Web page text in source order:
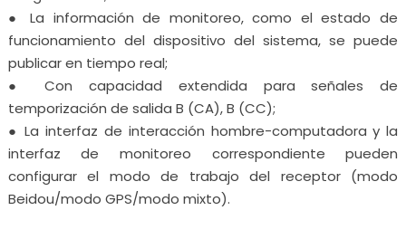
● La información de monitoreo, como el estado de
funcionamiento del dispositivo del sistema, se puede
publicar en tiempo real;
● Con capacidad extendida para señales de
temporización de salida B (CA), B (CC);
● La interfaz de interacción hombre-computadora y la
interfaz de monitoreo correspondiente pueden
configurar el modo de trabajo del receptor (modo
Beidou/modo GPS/modo mixto).